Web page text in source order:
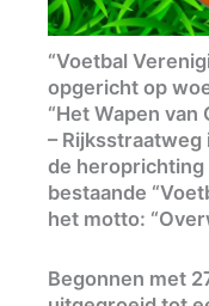
“Voetbal
opgericht op
“Het Wapen van
–
de heroprichting
bestaande
het motto:
Begonnen met